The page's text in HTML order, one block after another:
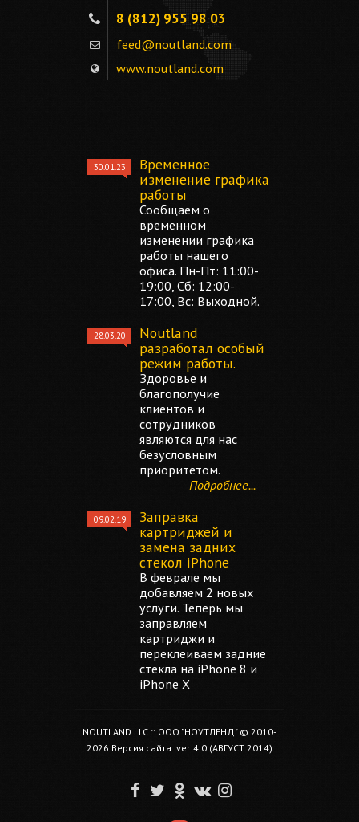
8 (812) 955 98 03
feed@noutland.com
www.noutland.com
30.01.23
Временное
изменение графика
работы
Сообщаем о
временном
изменении графика
работы нашего
офиса. Пн-Пт: 11:00-
19:00, Сб: 12:00-
17:00, Вс: Выходной.
28.03.20
Noutland
разработал особый
режим работы.
Здоровье и
благополучие
клиентов и
сотрудников
являются для нас
безусловным
приоритетом.
Подробнее...
09.02.19
Заправка
картриджей и
замена задних
стекол iPhone
В феврале мы
добавляем 2 новых
услуги. Теперь мы
заправляем
картриджи и
переклеиваем задние
стекла на iPhone 8 и
iPhone X
NOUTLAND LLC :: ООО "НОУТЛЕНД" © 2010-
2026 Версия сайта: ver. 4.0 (АВГУСТ 2014)
F T O V I